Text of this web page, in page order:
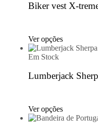
Biker vest X-
Ver opções
Em Stock
Lumberjack
Ver opções